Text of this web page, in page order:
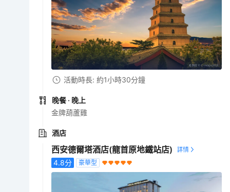
活動時長: 約1小時30分鐘
晚餐 · 晚上
金牌葫蘆雞
酒店
西安德爾塔酒店(龍首原地鐵站店)
4.8分 豪華型